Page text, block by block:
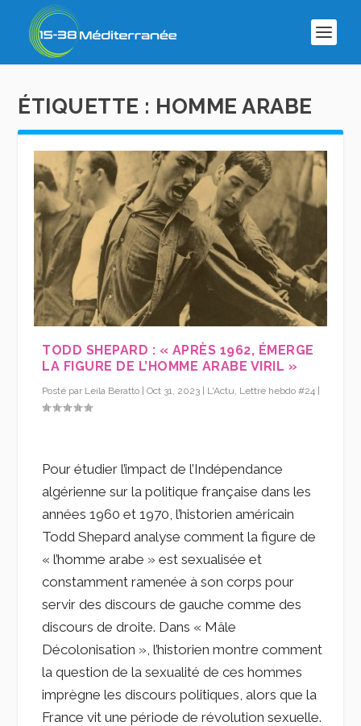
ÉTIQUETTE : HOMME ARABE
TODD SHEPARD : « APRÈS 1962, ÉMERGE
LA FIGURE DE L’HOMME ARABE VIRIL »
Posté par Leila Beratto |Oct 31, 2023 | L'Actu Lettre hebdo #24 |
Pour étudier l’impact de l’Indépendance
algérienne sur la politique française dans les
années 1960 et 1970, l’historien américain
Todd Shepard analyse comment la figure de
« l’homme arabe » est sexualisée et
constamment ramenée à son corps pour
servir des discours de gauche comme des
discours de droite. Dans « Mâle
Décolonisation », l’historien montre comment
la question de la sexualité de ces hommes
imprègne les discours politiques, alors que la
France vit une période de révolution sexuelle.